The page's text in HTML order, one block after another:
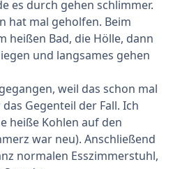
es durch gehen schlimmer.
hat mal geholfen. Beim
heißen Bad, die Hölle, dann
und langsames gehen
weil das schon mal
Gegenteil der Fall. Ich
heiße Kohlen auf den
war neu). Anschließend
normalen Esszimmerstuhl,